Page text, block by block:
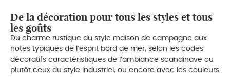
De la décoration pour tous les styles et tous
les goûts
Du charme rustique du style maison de campagne aux
notes typiques de l’esprit bord de mer, selon les codes
décoratifs caractéristiques de l’ambiance scandinave ou
plutôt ceux du style industriel, ou encore avec les couleurs